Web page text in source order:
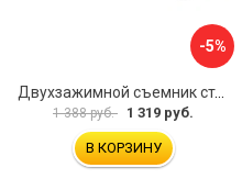
-5%
Двухзажимной съемник стекол Rockforce RF-63404(18564)
1 388 руб. 1 319 руб.
В КОРЗИНУ